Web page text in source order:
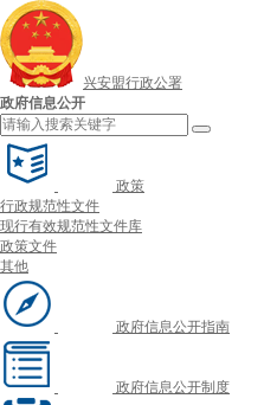
兴安盟行政公署
政府信息公开
政策
行政规范性文件
现行有效规范性文件库
政策文件
其他
政府信息公开指南
政府信息公开制度